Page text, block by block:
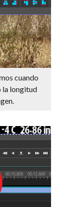
cuando
la longitud